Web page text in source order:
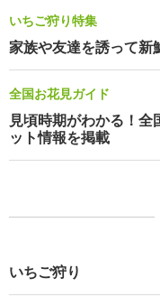
いちご狩り特集
家族や友達を誘って新
全国お花見ガイド
見頃時期がわかる！
ット情報を掲載
いちご狩り